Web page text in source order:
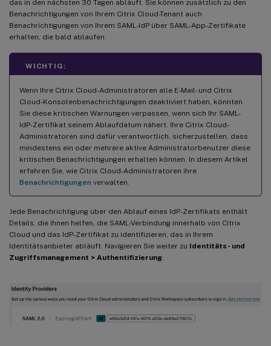
das in den nächsten 30 Tagen abläuft. Sie können zusätzlich zu den
Benachrichtigungen von Ihrem Citrix Cloud-Tenant auch
Benachrichtigungen von Ihrem SAML-IdP über SAML-App-Zertifikate
erhalten, die bald ablaufen.
WICHTIG:
Wenn Ihre Citrix Cloud-Administratoren alle E-Mail- und Citrix
Cloud-Konsolenbenachrichtigungen deaktiviert haben, könnten
Sie diese kritischen Warnungen verpassen, wenn sich Ihr SAML-
IdP-Zertifikat seinem Ablaufdatum nähert. Ihre Citrix Cloud-
Administratoren sind dafür verantwortlich, sicherzustellen, dass
mindestens ein oder mehrere aktive Administratorbenutzer diese
kritischen Benachrichtigungen erhalten können. In diesem Artikel
erfahren Sie, wie Citrix Cloud-Administratoren ihre
Benachrichtigungen verwalten.
Jede Benachrichtigung über den Ablauf eines IdP-Zertifikats enthält
Details, die Ihnen helfen, die SAML-Verbindung innerhalb von Citrix
Cloud und das IdP-Zertifikat zu identifizieren, das in Ihrem
Identitätsanbieter abläuft. Navigieren Sie weiter zu Identitäts- und
Zugriffsmanagement > Authentifizierung.